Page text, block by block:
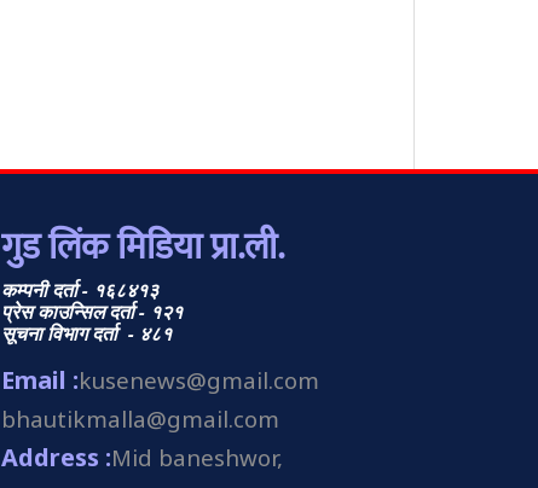
गुड लिंक मिडिया प्रा.ली.
कम्पनी दर्ता - १६८४१३
प्रेस काउन्सिल दर्ता - १२१
सूचना विभाग दर्ता - ४८१
Email :kusenews@gmail.com
bhautikmalla@gmail.com
Address :Mid baneshwor,